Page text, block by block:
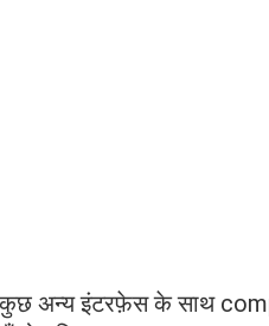
अन्य इंटरफ़ेस के साथ